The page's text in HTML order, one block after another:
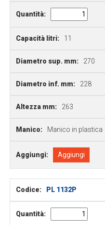
Quantità:
Capacità litri: 11
Diametro sup. mm: 270
Diametro inf. mm: 228
Altezza mm: 263
Manico: Manico in plastica
Aggiungi: Aggiungi
Codice: PL 1132P
Quantità: